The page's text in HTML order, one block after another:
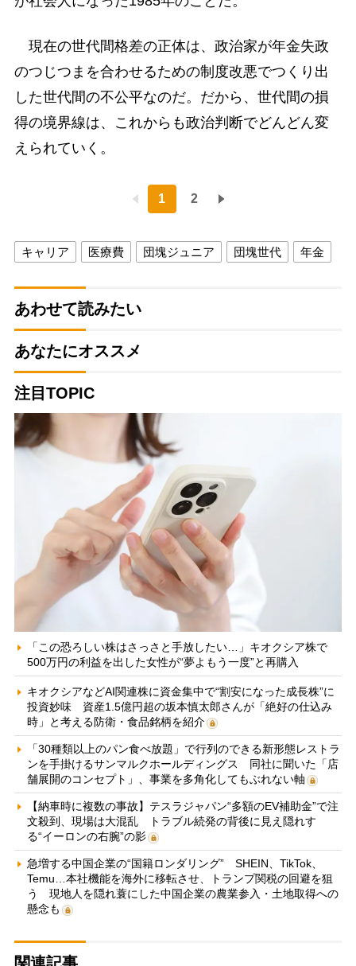
現在の世代間格差の正体は、政治家が年金失政
のつじつまを合わせるための制度改悪でつくり出
した世代間の不公平なのだ。だから、世代間の損
得の境界線は、これからも政治判断でどんどん変
えられていく。
1 2
キャリア 医療費 団塊ジュニア 団塊世代 年金
あわせて読みたい
あなたにオススメ
注目TOPIC
「この恐ろしい株はさっさと手放したい…」キオクシア株で
500万円の利益を出した女性が“夢よもう一度”と再購入
キオクシアなどAI関連株に資金集中で“割安になった成長株”に
投資妙味 資産1.5億円超の坂本慎太郎さんが「絶好の仕込み
時」と考える防衛・食品銘柄を紹介
「30種類以上のパン食べ放題」で行列のできる新形態レストラ
ンを手掛けるサンマルクホールディングス 同社に聞いた「店
舗展開のコンセプト」、事業を多角化してもぶれない軸
【納車時に複数の事故】テスラジャパン“多額のEV補助金”で注
文殺到、現場は大混乱 トラブル続発の背後に見え隠れす
る“イーロンの右腕”の影
急増する中国企業の“国籍ロンダリング” SHEIN、TikTok、
Temu…本社機能を海外に移転させ、トランプ関税の回避を狙
う 現地人を隠れ蓑にした中国企業の農業参入・土地取得への
懸念も